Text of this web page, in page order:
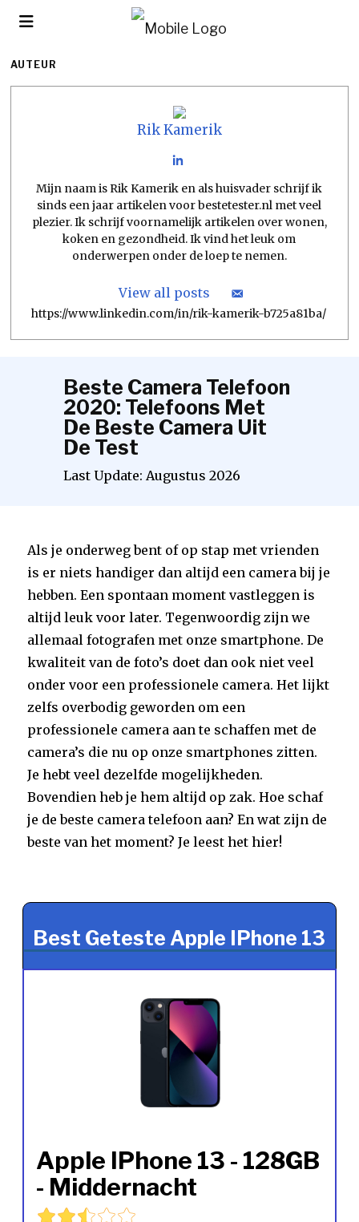
AUTEUR
Rik Kamerik
Mijn naam is Rik Kamerik en als huisvader schrijf ik
sinds een jaar artikelen voor bestetester.nl met veel
plezier. Ik schrijf voornamelijk artikelen over wonen,
koken en gezondheid. Ik vind het leuk om
onderwerpen onder de loep te nemen.
View all posts
https://www.linkedin.com/in/rik-kamerik-b725a81ba/
Beste Camera Telefoon
2020: Telefoons Met
De Beste Camera Uit
De Test
Last Update: Augustus 2026
Als je onderweg bent of op stap met vrienden
is er niets handiger dan altijd een camera bij je
hebben. Een spontaan moment vastleggen is
altijd leuk voor later. Tegenwoordig zijn we
allemaal fotografen met onze smartphone. De
kwaliteit van de foto’s doet dan ook niet veel
onder voor een professionele camera. Het lijkt
zelfs overbodig geworden om een
professionele camera aan te schaffen met de
camera’s die nu op onze smartphones zitten.
Je hebt veel dezelfde mogelijkheden.
Bovendien heb je hem altijd op zak. Hoe schaf
je de beste camera telefoon aan? En wat zijn de
beste van het moment? Je leest het hier!
Best Geteste Apple IPhone 13
Apple IPhone 13 - 128GB
- Middernacht